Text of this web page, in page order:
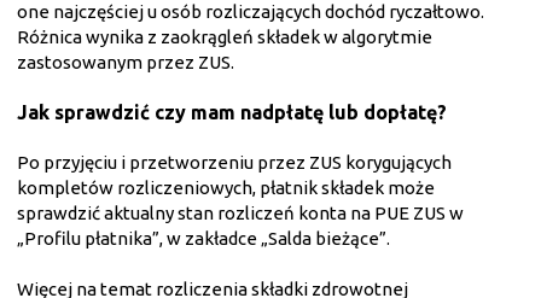
one najczęściej u osób rozliczających dochód ryczałtowo.
Różnica wynika z zaokrągleń składek w algorytmie
zastosowanym przez ZUS.
Jak sprawdzić czy mam nadpłatę lub dopłatę?
Po przyjęciu i przetworzeniu przez ZUS korygujących
kompletów rozliczeniowych, płatnik składek może
sprawdzić aktualny stan rozliczeń konta na PUE ZUS w
„Profilu płatnika”, w zakładce „Salda bieżące”.
Więcej na temat rozliczenia składki zdrowotnej